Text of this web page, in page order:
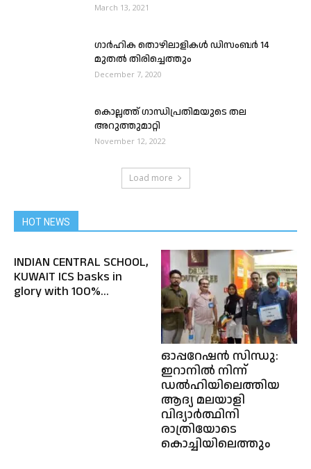
March 13, 2021
ഗാർഹിക തൊഴിലാളികൾ ഡിസംബർ 14
മുതൽ തിരിച്ചെത്തും
December 7, 2020
കൊല്ലത്ത് ഗാന്ധിപ്രതിമയുടെ തല
അറുത്തുമാറ്റി
November 12, 2022
Load more
HOT NEWS
INDIAN CENTRAL SCHOOL,
KUWAIT ICS basks in
glory with 100%...
ഓപ്പറേഷൻ സിന്ധു:
ഇറാനിൽ നിന്ന്
ഡൽഹിയിലെത്തിയ
ആദ്യ മലയാളി
വിദ്യാർത്ഥിനി
രാത്രിയോടെ
കൊച്ചിയിലെത്തും